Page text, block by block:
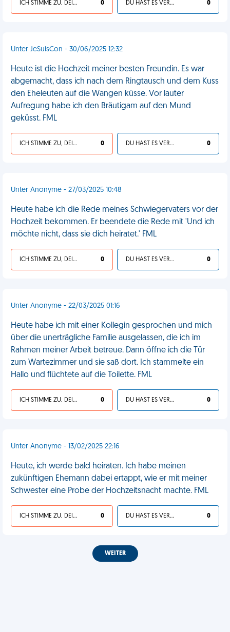
ICH STIMME ZU, DEIN LEBEN IST SCHEISSE 0 DU HAST ES VERDIENT 0
Unter JeSuisCon - 30/06/2025 12:32
Heute ist die Hochzeit meiner besten Freundin. Es war
abgemacht, dass ich nach dem Ringtausch und dem Kuss
den Eheleuten auf die Wangen küsse. Vor lauter
Aufregung habe ich den Bräutigam auf den Mund
geküsst. FML
ICH STIMME ZU, DEIN LEBEN IST SCHEISSE 0 DU HAST ES VERDIENT 0
Unter Anonyme - 27/03/2025 10:48
Heute habe ich die Rede meines Schwiegervaters vor der
Hochzeit bekommen. Er beendete die Rede mit 'Und ich
möchte nicht, dass sie dich heiratet.' FML
ICH STIMME ZU, DEIN LEBEN IST SCHEISSE 0 DU HAST ES VERDIENT 0
Unter Anonyme - 22/03/2025 01:16
Heute habe ich mit einer Kollegin gesprochen und mich
über die unerträgliche Familie ausgelassen, die ich im
Rahmen meiner Arbeit betreue. Dann öffne ich die Tür
zum Wartezimmer und sie saß dort. Ich stammelte ein
Hallo und flüchtete auf die Toilette. FML
ICH STIMME ZU, DEIN LEBEN IST SCHEISSE 0 DU HAST ES VERDIENT 0
Unter Anonyme - 13/02/2025 22:16
Heute, ich werde bald heiraten. Ich habe meinen
zukünftigen Ehemann dabei ertappt, wie er mit meiner
Schwester eine Probe der Hochzeitsnacht machte. FML
ICH STIMME ZU, DEIN LEBEN IST SCHEISSE 0 DU HAST ES VERDIENT 0
WEITER